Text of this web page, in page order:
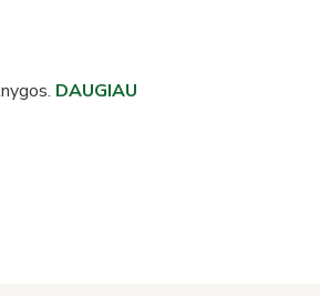
DAUGIAU